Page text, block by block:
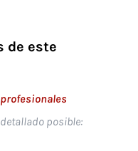
de este
posible: